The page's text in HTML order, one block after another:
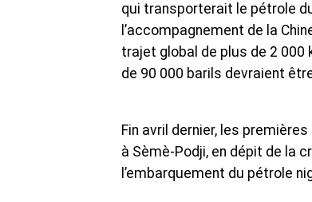
qui transporterait le pétrole
l’accompagnement de la
trajet global de plus de 2 000
de 90 000 barils devraient
Fin avril dernier, les
à Sèmè-Podji, en dépit de la
l’embarquement du pétrole